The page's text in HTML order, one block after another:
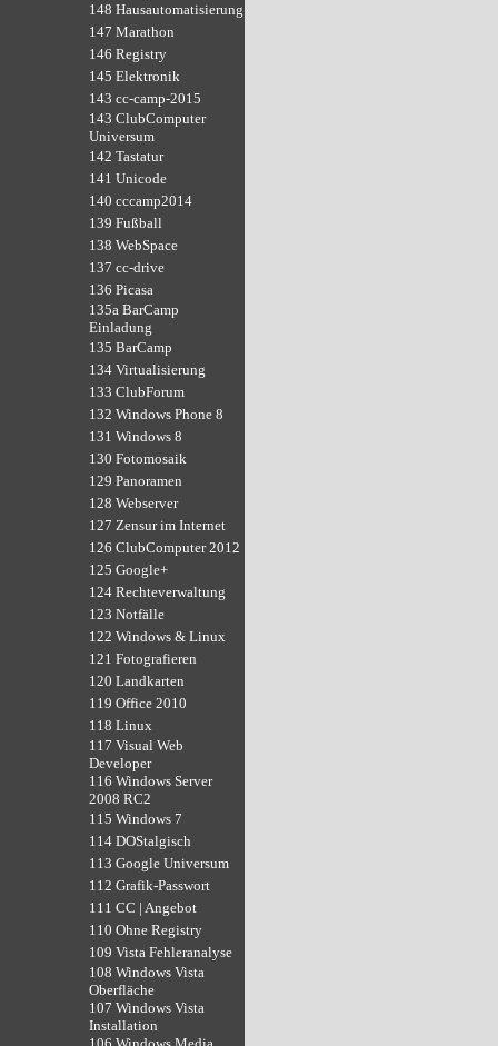
148 Hausautomatisierung
147 Marathon
146 Registry
145 Elektronik
143 cc-camp-2015
143 ClubComputer
Universum
142 Tastatur
141 Unicode
140 cccamp2014
139 Fußball
138 WebSpace
137 cc-drive
136 Picasa
135a BarCamp
Einladung
135 BarCamp
134 Virtualisierung
133 ClubForum
132 Windows Phone 8
131 Windows 8
130 Fotomosaik
129 Panoramen
128 Webserver
127 Zensur im Internet
126 ClubComputer 2012
125 Google+
124 Rechteverwaltung
123 Notfälle
122 Windows & Linux
121 Fotografieren
120 Landkarten
119 Office 2010
118 Linux
117 Visual Web
Developer
116 Windows Server
2008 RC2
115 Windows 7
114 DOStalgisch
113 Google Universum
112 Grafik-Passwort
111 CC | Angebot
110 Ohne Registry
109 Vista Fehleranalyse
108 Windows Vista
Oberfläche
107 Windows Vista
Installation